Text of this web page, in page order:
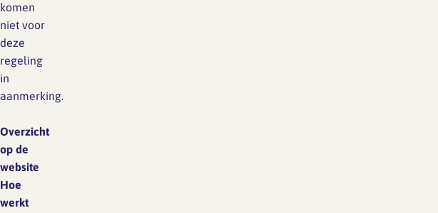
komen
niet voor
deze
regeling
in
aanmerking.
Overzicht
op de
website
Hoe
werkt